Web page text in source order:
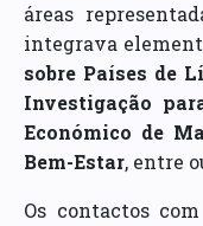
áreas
integrava
sobre Países de
Investigação
Económico de
Bem-Estar, entre
Os contactos